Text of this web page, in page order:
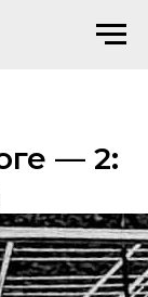
— 2: